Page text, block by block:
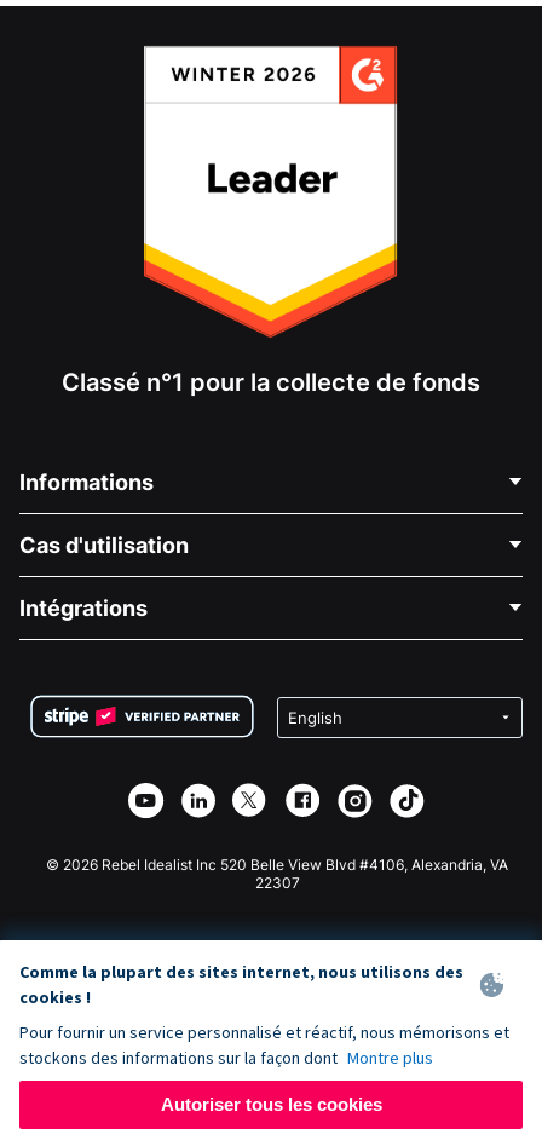
Classé n°1 pour la collecte de fonds
Informations
À propos de nous
Carrières
Confidentialité
Partenariat d'affiliation
Bibliothèque
Cas d'utilisation
Collecte de fonds médicale
Collecte de fonds caritative
Intégrations
Plugin de don Wix
Application de don Webflow
Don Joomla
© 2026 Rebel Idealist Inc 520 Belle View Blvd #4106, Alexandria, VA
22307
Comme la plupart des sites internet, nous utilisons des
cookies !
Pour fournir un service personnalisé et réactif, nous mémorisons et
stockons des informations sur la façon dont Montre plus
Autoriser tous les cookies